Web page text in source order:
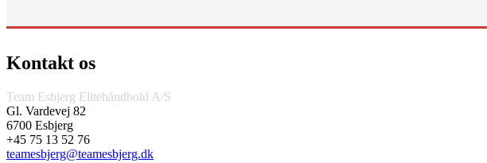
Kontakt os
Team Esbjerg Elitehåndbold A/S
Gl. Vardevej 82
6700 Esbjerg
+45 75 13 52 76
teamesbjerg@teamesbjerg.dk